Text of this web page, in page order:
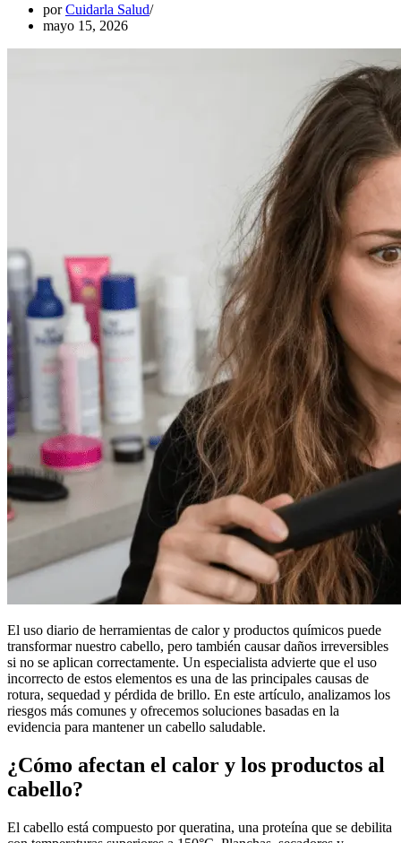
porCuidarla Salud
mayo 15, 2026
El uso diario de herramientas de calor y productos químicos puede
transformar nuestro cabello, pero también causar daños irreversibles
si no se aplican correctamente. Un especialista advierte que el uso
incorrecto de estos elementos es una de las principales causas de
rotura, sequedad y pérdida de brillo. En este artículo, analizamos los
riesgos más comunes y ofrecemos soluciones basadas en la
evidencia para mantener un cabello saludable.
¿Cómo afectan el calor y los productos al
cabello?
El cabello está compuesto por queratina, una proteína que se debilita